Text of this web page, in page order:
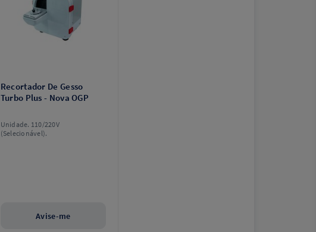
Recortador De Gesso
Turbo Plus - Nova OGP
Unidade. 110/220V
(Selecionável).
Avise-me